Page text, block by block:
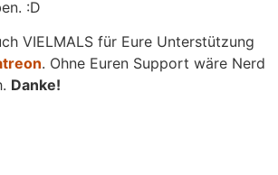
:D
VIELMALS für Eure Unterstützung
. Ohne Euren Support wäre Nerd
Danke!